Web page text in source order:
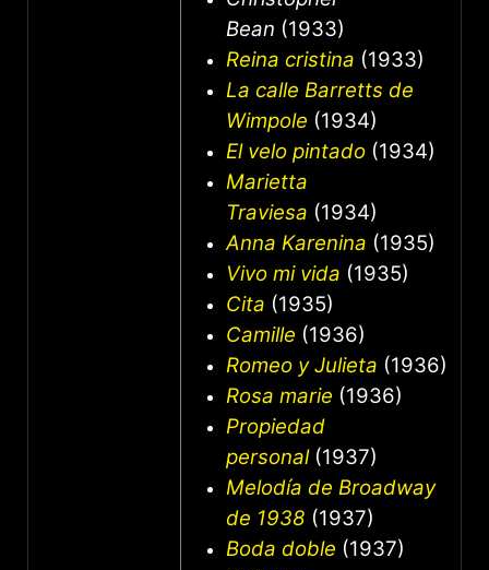
Bean (1933)
Reina cristina (1933)
La calle Barretts de
Wimpole (1934)
El velo pintado (1934)
Marietta
Traviesa (1934)
Anna Karenina (1935)
Vivo mi vida (1935)
Cita (1935)
Camille (1936)
Romeo y Julieta (1936)
Rosa marie (1936)
Propiedad
personal(1937)
Melodía de Broadway
de 1938 (1937)
Boda doble (1937)